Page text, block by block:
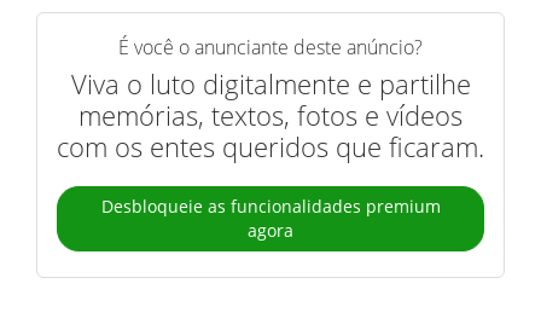
É você o anunciante deste anúncio?
Viva o luto digitalmente e partilhe
memórias, textos, fotos e vídeos
com os entes queridos que ficaram.
Desbloqueie as funcionalidades premium
agora